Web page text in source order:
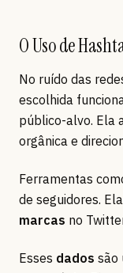
O Uso de
No ruído das
escolhida
público-alvo. Ela
orgânica e
Ferramentas
de seguidores.
marcas no
Esses dados são